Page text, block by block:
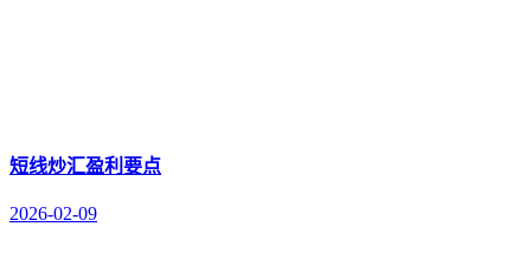
短线炒汇盈利要点
2026-02-09